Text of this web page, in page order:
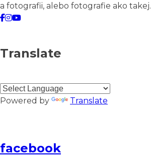
a fotografii, alebo fotografie ako takej.
Translate
Powered by Translate
facebook